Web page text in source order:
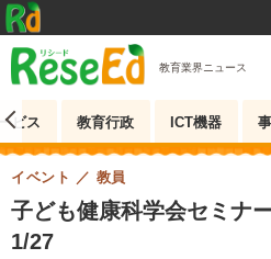
教育業界ニュース
ビス 教育行政 ICT機器
子ども健康科学会セミナ
1/27
イベント 教員